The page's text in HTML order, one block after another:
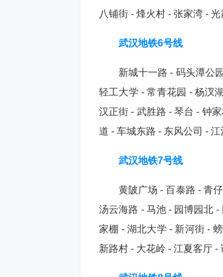
八铺街 - 烽火村 - 张家湾 -
武汉地铁6号线
新城十一路 - 码头潭公
轻工大学 - 常青花园 - 杨汊
汉正街 - 武胜路 - 琴台 - 钟
道 - 车城东路 - 东风公司 -
武汉地铁7号线
黄陂广场 - 百泰路 - 青
汤云海路 - 马池 - 园博园北
家棚 - 湖北大学 - 新河街 -
新路村 - 大花岭 - 江夏客厅